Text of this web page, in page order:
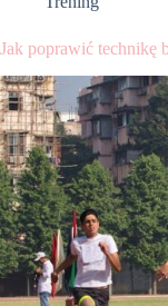
Jak poprawić technikę